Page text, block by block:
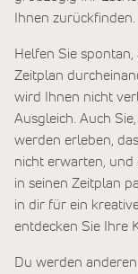
Ihnen zurückfinden.
Helfen Sie
Zeitplan
wird Ihnen nicht
Ausgleich. Auch
werden erleben,
nicht erwarten, und
in seinen Zeitplan
in dir für ein
entdecken Sie Ihre
Du werden